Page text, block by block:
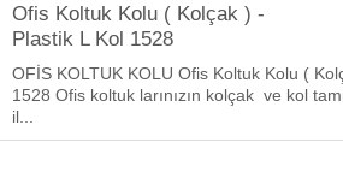
Ofis Koltuk Kolu ( Kolçak ) -
Plastik L Kol 1528
OFİS KOLTUK KOLU Ofis Koltuk Kolu (
1528 Ofis koltuk larınızın kolçak ve kol
il...